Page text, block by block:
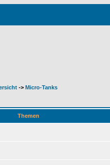
-> Micro-Tanks
Themen